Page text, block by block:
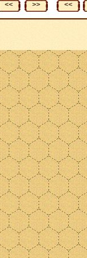
<< >> <<